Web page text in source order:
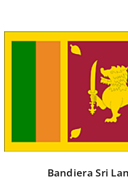
Bandiera Sri